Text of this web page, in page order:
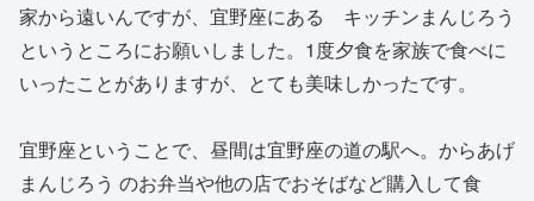
家から遠いんですが、宜野座にある キッチンまんじろう
というところにお願いしました。1度夕食を家族で食べに
いったことがありますが、とても美味しかったです。
宜野座ということで、昼間は宜野座の道の駅へ。からあげ
まんじろう のお弁当や他の店でおそばなど購入して食